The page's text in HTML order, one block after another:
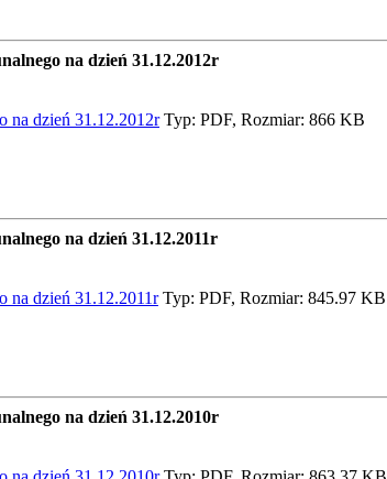
na dzień 31.12.2012r
na dzień 31.12.2012rTyp: PDF, Rozmiar: 866 KB
na dzień 31.12.2011r
na dzień 31.12.2011rTyp: PDF, Rozmiar: 845.97 KB
na dzień 31.12.2010r